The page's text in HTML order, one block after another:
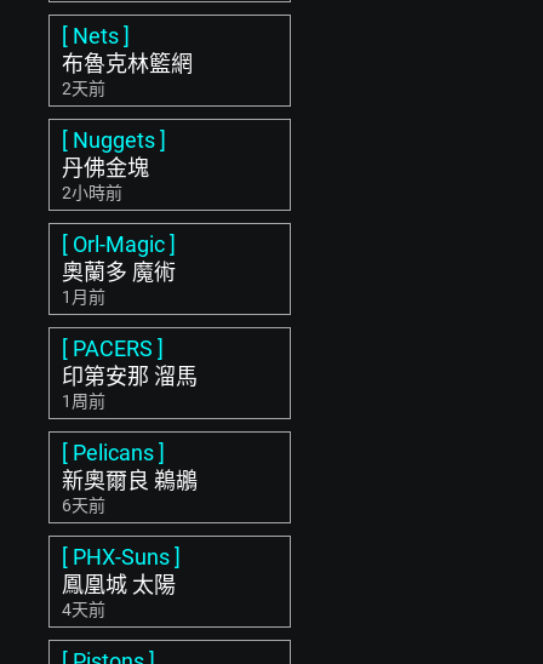
[ Nets ]
布魯克林籃網
2天前
[ Nuggets ]
丹佛金塊
2小時前
[ Orl-Magic ]
奧蘭多 魔術
1月前
[ PACERS ]
印第安那 溜馬
1周前
[ Pelicans ]
新奧爾良 鵜鶘
6天前
[ PHX-Suns ]
鳳凰城 太陽
4天前